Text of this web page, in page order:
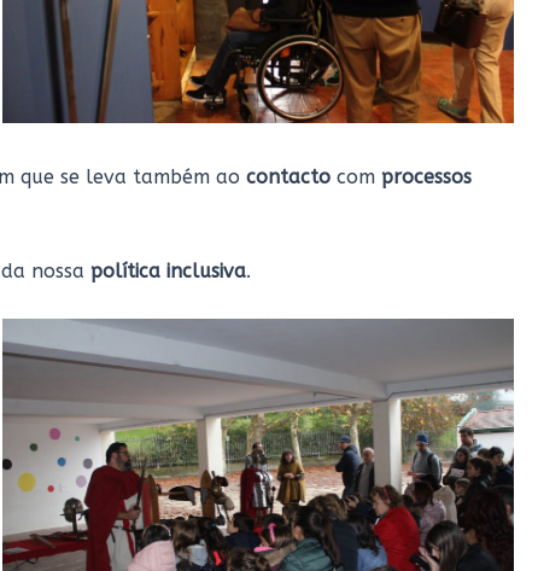
que se leva também ao contacto com processos
nossa política inclusiva.